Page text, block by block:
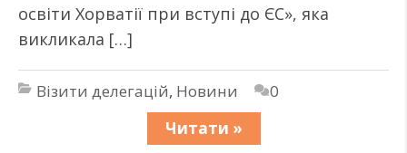
освіти Хорватії при вступі до ЄС», яка
викликала […]
Візити делегацій, Новини
0
Читати »